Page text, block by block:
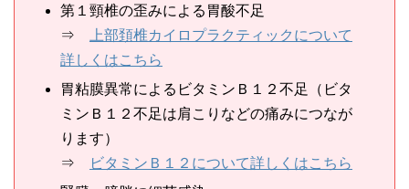
第１頸椎の歪みによる胃酸不足
⇒
上部頚椎カイロプラクティックについて
詳しくはこちら
胃粘膜異常によるビタミンＢ１２不足（ビタ
ミンＢ１２不足は肩こりなどの痛みにつなが
ります）
⇒
ビタミンＢ１２について詳しくはこちら